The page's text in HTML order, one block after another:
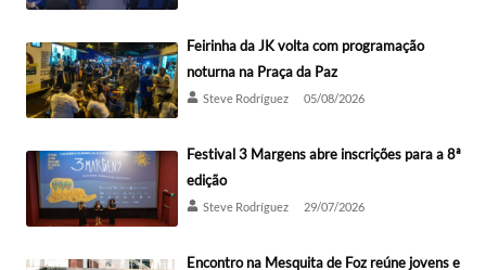
Feirinha da JK volta com programação
noturna na Praça da Paz
Steve Rodríguez 05/08/2026
Festival 3 Margens abre inscrições para a 8ª
edição
Steve Rodríguez 29/07/2026
Encontro na Mesquita de Foz reúne jovens e